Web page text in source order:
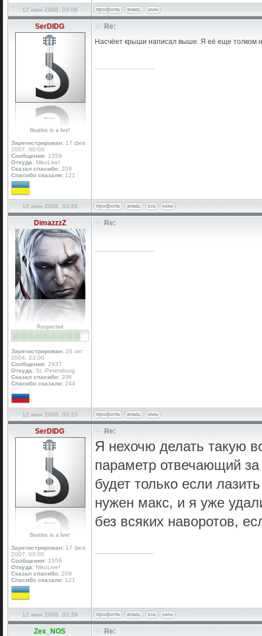
12 июн 2008, 03:08
SerDIDG
Beatles is a live!
Зарегистрирован: 17 фев
2007, 00:00
Сообщения: 1559
Откуда: NikoLive!
Сказал спасибо: 209
Спасибо сказали: 121
Re:
Насчёет крыши написал выше. Я её еще толком
12 июн 2008, 03:26
DimazzzZ
Respected
Зарегистрирован: 26 окт
2004, 23:00
Сообщения: 2937
Откуда: St.-Petersburg
Сказал спасибо: 206
Спасибо сказали: 244
Re:
12 июн 2008, 03:33
SerDIDG
Beatles is a live!
Зарегистрирован: 17 фев
2007, 00:00
Сообщения: 1559
Откуда: NikoLive!
Сказал спасибо: 209
Спасибо сказали: 121
Re:
Я нехочю делать такую
параметр отвечающий
будет только если
нужен макс, и я уже
без всяких наворотов,
12 июн 2008, 03:39
Zex_NOS Re: